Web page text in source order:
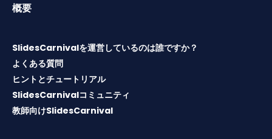
概要
SlidesCarnivalを運営しているのは誰ですか？
よくある質問
ヒントとチュートリアル
SlidesCarnivalコミュニティ
教師向けSlidesCarnival